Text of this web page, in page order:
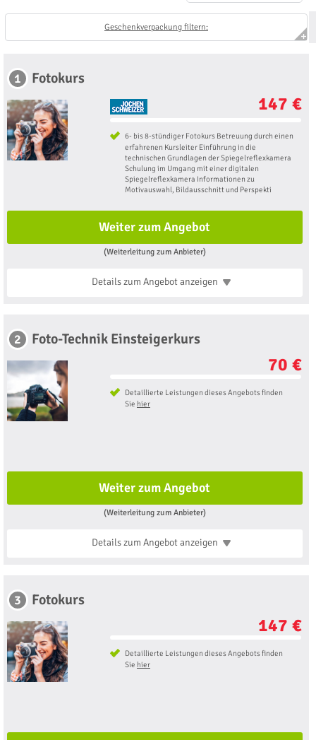
Geschenkverpackung filtern:
1 Fotokurs
147 €
6- bis 8-stündiger Fotokurs Betreuung durch einen
erfahrenen Kursleiter Einführung in die
technischen Grundlagen der Spiegelreflexkamera
Schulung im Umgang mit einer digitalen
Spiegelreflexkamera Informationen zu
Motivauswahl, Bildausschnitt und Perspekti
Weiter zum Angebot
(Weiterleitung zum Anbieter)
Details zum Angebotanzeigen
2 Foto-Technik Einsteigerkurs
70 €
Detaillierte Leistungen dieses Angebots finden
Sie hier
Weiter zum Angebot
(Weiterleitung zum Anbieter)
Details zum Angebotanzeigen
3 Fotokurs
147 €
Detaillierte Leistungen dieses Angebots finden
Sie hier